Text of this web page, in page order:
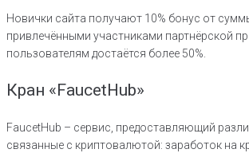
Новички сайта получают 10% бонус от
привлечёнными участниками партнёрской
пользователям достаётся более 50%.
Кран «FaucetHub»
FaucetHub – сервис, предоставляющий
связанные с криптовалютой: заработок на